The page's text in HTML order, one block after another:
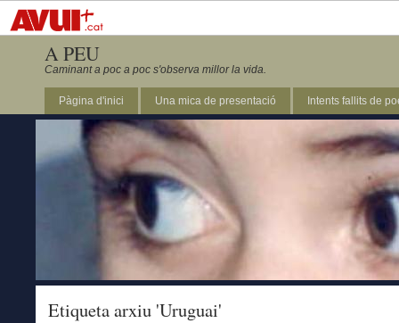
A PEU
Caminant a poc a poc s'observa millor la vida.
Pàgina d'inici Una mica de presentació Intents fallits de
Etiqueta arxiu 'Uruguai'